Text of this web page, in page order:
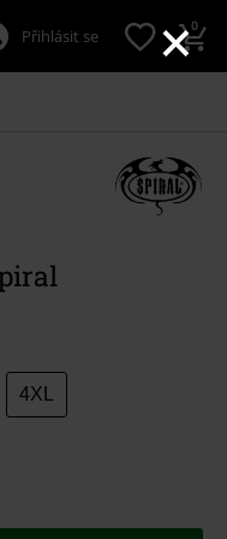
×
Přihlásit se 0
4XL